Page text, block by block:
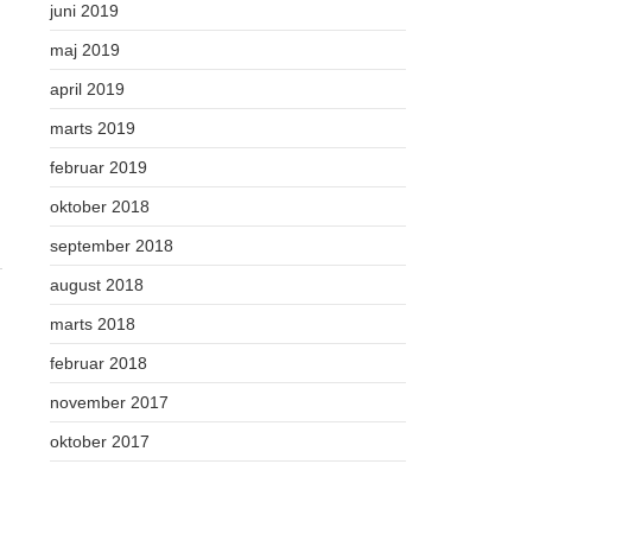
juni 2019
maj 2019
april 2019
marts 2019
februar 2019
oktober 2018
september 2018
august 2018
marts 2018
februar 2018
november 2017
oktober 2017